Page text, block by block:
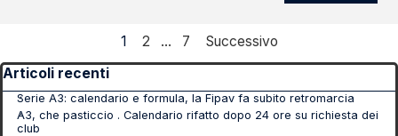
Pagina corrente:
1 Vai a pagina:
2 ... Vai a pagina:
7
Successivo
Salta blocco Articoli recenti
Articoli recenti
Serie A3: calendario e formula, la Fipav fa subito retromarcia
A3, che pasticcio . Calendario rifatto dopo 24 ore su richiesta dei
club